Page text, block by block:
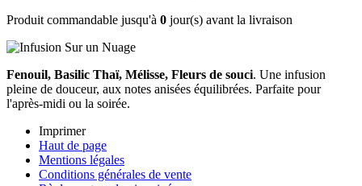
Produit commandable jusqu'à 0 jour(s) avant la livraison
Fenouil, Basilic Thaï, Mélisse, Fleurs de souci. Une infusion
pleine de douceur, aux notes anisées équilibrées. Parfaite pour
l'après-midi ou la soirée.
Imprimer
Haut de page
Mentions légales
Conditions générales de vente